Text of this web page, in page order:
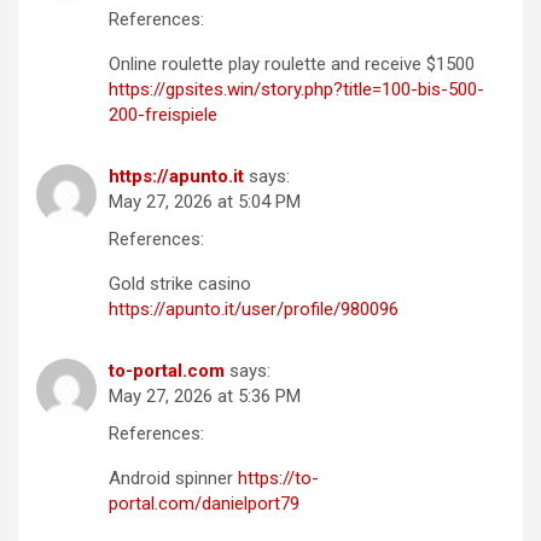
References:
Online roulette play roulette and receive $1500
https://gpsites.win/story.php?title=100-bis-500-
200-freispiele
https://apunto.it says:
May 27, 2026 at 5:04 PM
References:
Gold strike casino
https://apunto.it/user/profile/980096
to-portal.com says:
May 27, 2026 at 5:36 PM
References:
Android spinner https://to-
portal.com/danielport79